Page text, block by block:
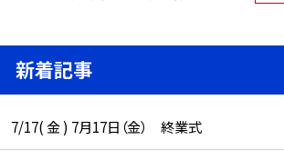
新着記事
7/17( 金 ) 7月17日（金） 終業式